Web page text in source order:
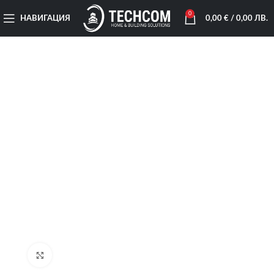
НАВИГАЦИЯ
0
0,00 €/ 0,00 ЛВ.